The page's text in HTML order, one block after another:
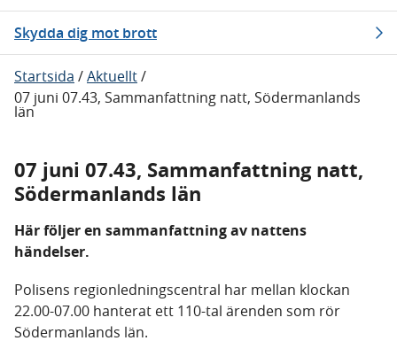
Skydda dig mot brott
Startsida /Aktuellt/
07 juni 07.43, Sammanfattning natt, Södermanlands
län
07 juni 07.43, Sammanfattning natt,
Södermanlands län
Här följer en sammanfattning av nattens
händelser.
Polisens regionledningscentral har mellan klockan
22.00-07.00 hanterat ett 110-tal ärenden som rör
Södermanlands län.